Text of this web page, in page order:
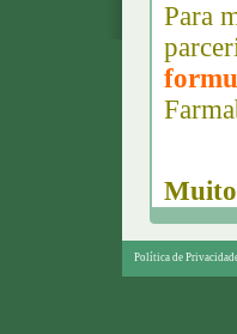
Para
Política de